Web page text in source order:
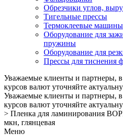
Обрезчики углов,
Тигельные прессы
Термоклеевые машины
Оборудование для
пружины
Оборудование для
Прессы для тиснения
Уважаемые клиенты и партнеры, в
курсов валют уточняйте
Уважаемые клиенты и партнеры, в
курсов валют уточняйте
> Пленка для ламинирования
мкн, глянцевая
Меню